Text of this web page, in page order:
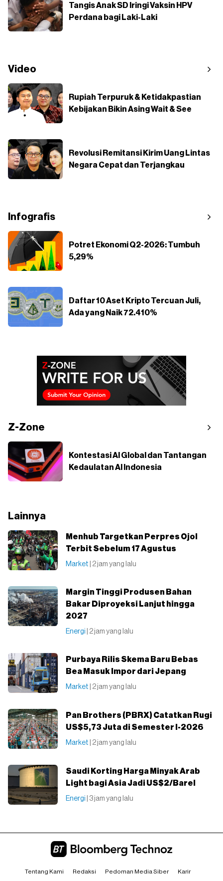
Tangis Anak SD Iringi Vaksin HPV
Perdana bagi Laki-Laki
Video
Rupiah Terpuruk & Ketidakpastian
Kebijakan Bikin Asing Wait & See
Revolusi Remitansi Kirim Uang Lintas
Negara Cepat dan Terjangkau
Infografis
Potret Ekonomi Q2-2026: Tumbuh
5,29%
Daftar 10 Aset Kripto Tercuan Juli,
Ada yang Naik 72.410%
Z-Zone
Kontestasi AI Global dan Tantangan
Kedaulatan AI Indonesia
Lainnya
Menhub Targetkan Perpres Ojol
Terbit Sebelum 17 Agustus
Market | 2 jam yang lalu
Margin Tinggi Produsen Bahan
Bakar Diproyeksi Lanjut hingga
2027
Energi | 2 jam yang lalu
Purbaya Rilis Skema Baru Bebas
Bea Masuk Impor dari Jepang
Market | 2 jam yang lalu
Pan Brothers (PBRX) Catatkan Rugi
US$5,73 Juta di Semester I-2026
Market | 2 jam yang lalu
Saudi Korting Harga Minyak Arab
Light bagi Asia Jadi US$2/Barel
Energi | 3 jam yang lalu
Tentang Kami Redaksi Pedoman Media Siber Karir